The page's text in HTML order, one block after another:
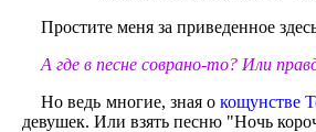
Простите меня за приведенное
А где в песне соврано-то? Или
Но ведь многие, зная окощунстве
девушек. Или взять песню "Ночь